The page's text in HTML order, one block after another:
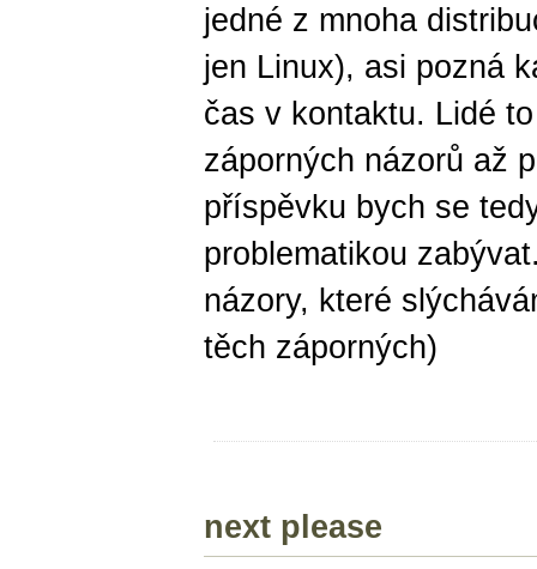
jedné z mnoha
jen Linux), asi pozná
čas v kontaktu. Lidé
záporných názorů až
příspěvku bych se
problematikou
názory, které
těch záporných)
next please